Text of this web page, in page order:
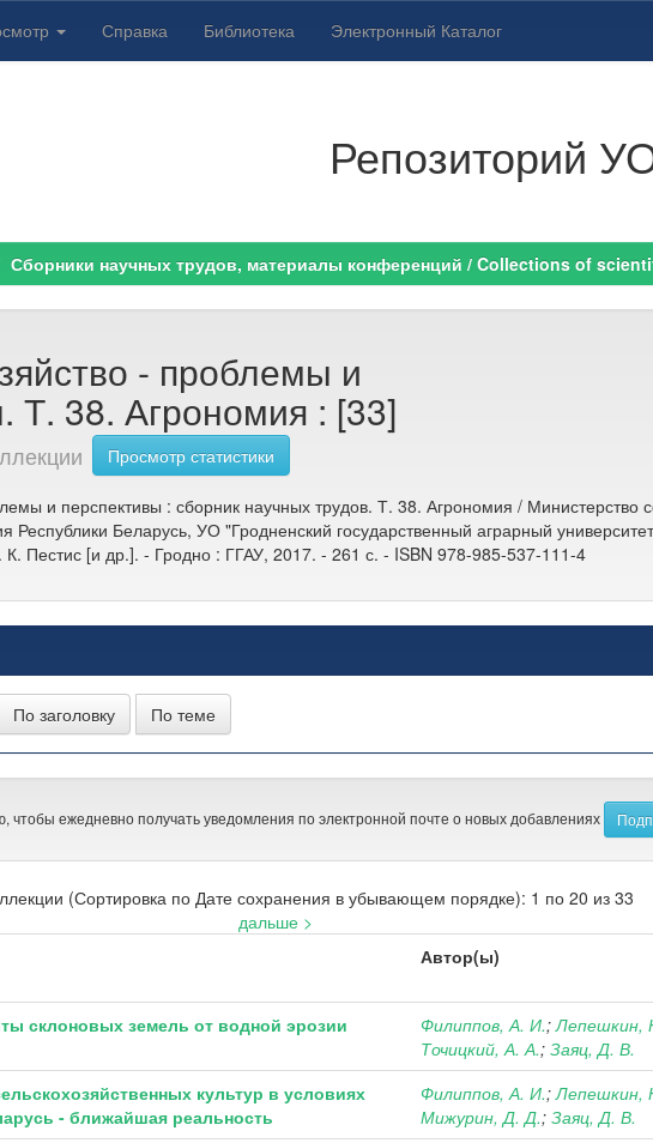
Справка Библиотека Электронный Каталог
Репозиторий
Сборники научных трудов, материалы конференций / Collections of
- проблемы и
Т. 38. Агрономия : [33]
Просмотр статистики
и перспективы : сборник научных трудов. Т. 38. Агрономия / Министерство
Республики Беларусь, УО "Гродненский государственный аграрный
Пестис [и др.]. - Гродно : ГГАУ, 2017. - 261 с. - ISBN 978-985-537-111-4
чтобы ежедневно получать уведомления по электронной почте о новых добавлениях
(Сортировка по Дате сохранения в убывающем порядке): 1 по 20 из 33
дальше >
Автор(ы)
склоновых земель от водной эрозии Филиппов, А. И.;Лепешкин,
Точицкий, А. А.;Заяц, Д. В.
культур в условиях
- ближайшая реальность
Филиппов, А. И.;Лепешкин,
Мижурин, Д. Д.;Заяц, Д. В.